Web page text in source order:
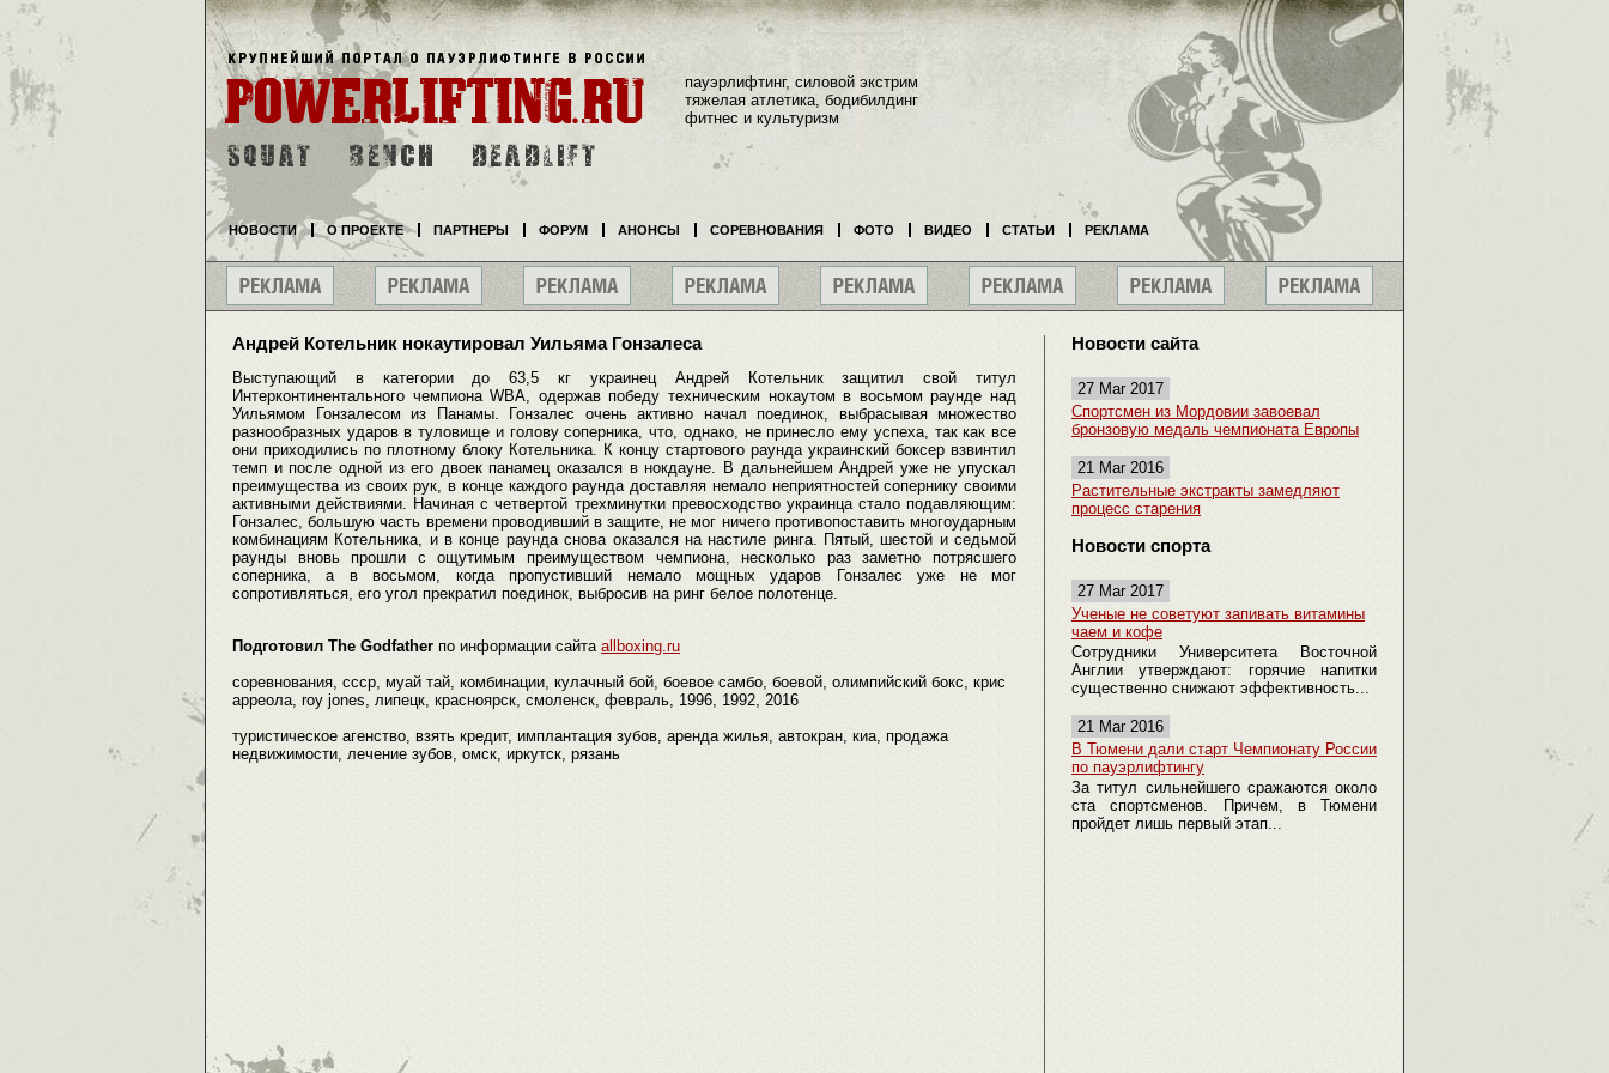
Андрей Котельник нокаутировал Уильяма Гонзалеса
Выступающий в категории до 63,5 кг украинец Андрей Котельник защитил свой титул
Интерконтинентального чемпиона WBA, одержав победу техническим нокаутом в восьмом раунде над
Уильямом Гонзалесом из Панамы. Гонзалес очень активно начал поединок, выбрасывая множество
разнообразных ударов в туловище и голову соперника, что, однако, не принесло ему успеха, так как все
они приходились по плотному блоку Котельника. К концу стартового раунда украинский боксер взвинтил
темп и после одной из его двоек панамец оказался в нокдауне. В дальнейшем Андрей уже не упускал
преимущества из своих рук, в конце каждого раунда доставляя немало неприятностей сопернику своими
активными действиями. Начиная с четвертой трехминутки превосходство украинца стало подавляющим:
Гонзалес, большую часть времени проводивший в защите, не мог ничего противопоставить многоударным
комбинациям Котельника, и в конце раунда снова оказался на настиле ринга. Пятый, шестой и седьмой
раунды вновь прошли с ощутимым преимуществом чемпиона, несколько раз заметно потрясшего
соперника, а в восьмом, когда пропустивший немало мощных ударов Гонзалес уже не мог
сопротивляться, его угол прекратил поединок, выбросив на ринг белое полотенце.
Подготовил The Godfather по информации сайта allboxing.ru
соревнования, ссср, муай тай, комбинации, кулачный бой, боевое самбо, боевой, олимпийский бокс, крис
арреола, roy jones, липецк, красноярск, смоленск, февраль, 1996, 1992, 2016
туристическое агенство, взять кредит, имплантация зубов, аренда жилья, автокран, киа, продажа
недвижимости, лечение зубов, омск, иркутск, рязань
Новости сайта
27 Mar 2017
Спортсмен из Мордовии завоевал
бронзовую медаль чемпионата Европы
21 Mar 2016
Растительные экстракты замедляют
процесс старения
Новости спорта
27 Mar 2017
Ученые не советуют запивать витамины
чаем и кофе
Сотрудники Университета Восточной
Англии утверждают: горячие напитки
существенно снижают эффективность...
21 Mar 2016
В Тюмени дали старт Чемпионату России
по пауэрлифтингу
За титул сильнейшего сражаются около
ста спортсменов. Причем, в Тюмени
пройдет лишь первый этап...
пауэрлифтинг, силовой экстрим
тяжелая атлетика, бодибилдинг
фитнес и культуризм
НОВОСТИ О ПРОЕКТЕ ПАРТНЕРЫ ФОРУМ АНОНСЫ СОРЕВНОВАНИЯ ФОТО ВИДЕО СТАТЬИ РЕКЛАМА